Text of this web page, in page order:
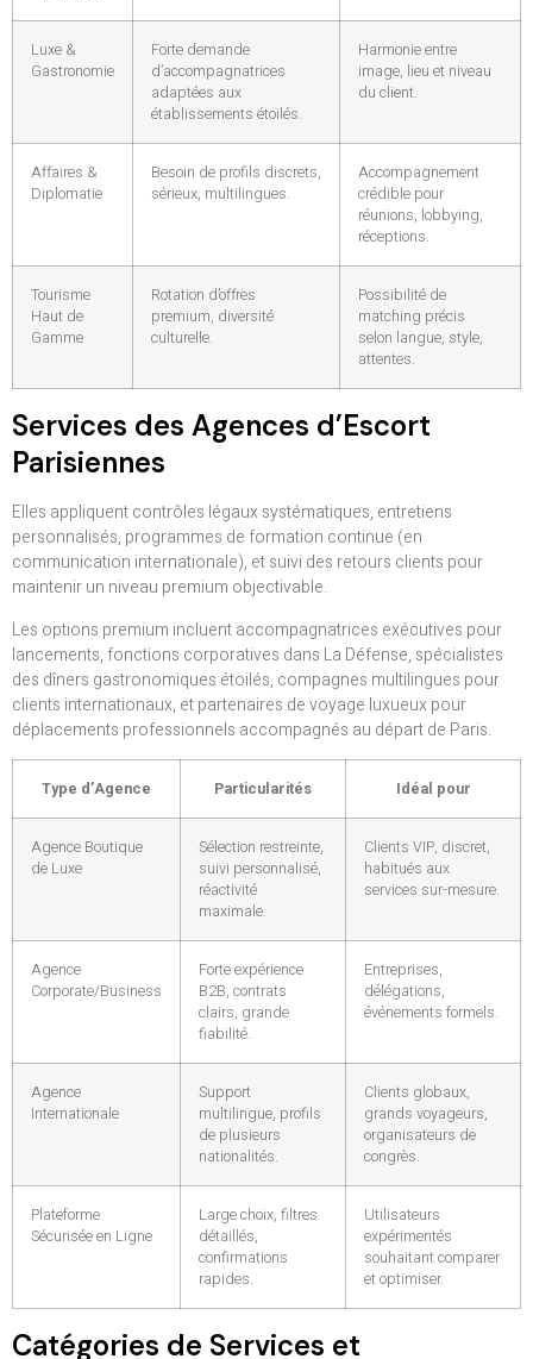
Luxe &
Gastronomie
Forte demande
d’accompagnatrices
adaptées aux
établissements étoilés.
Harmonie entre
image, lieu et niveau
du client.
Affaires &
Diplomatie
Besoin de profils discrets,
sérieux, multilingues.
Accompagnement
crédible pour
réunions, lobbying,
réceptions.
Tourisme
Haut de
Gamme
Rotation d’offres
premium, diversité
culturelle.
Possibilité de
matching précis
selon langue, style,
attentes.
Services des Agences d’Escort
Parisiennes
Elles appliquent contrôles légaux systématiques, entretiens
personnalisés, programmes de formation continue (en
communication internationale), et suivi des retours clients pour
maintenir un niveau premium objectivable.
Les options premium incluent accompagnatrices exécutives pour
lancements, fonctions corporatives dans La Défense, spécialistes
des dîners gastronomiques étoilés, compagnes multilingues pour
clients internationaux, et partenaires de voyage luxueux pour
déplacements professionnels accompagnés au départ de Paris.
Type d’Agence Particularités Idéal pour
Agence Boutique
de Luxe
Sélection restreinte,
suivi personnalisé,
réactivité
maximale.
Clients VIP, discret,
habitués aux
services sur-mesure.
Agence
Corporate/Business
Forte expérience
B2B, contrats
clairs, grande
fiabilité.
Entreprises,
délégations,
événements formels.
Agence
Internationale
Support
multilingue, profils
de plusieurs
nationalités.
Clients globaux,
grands voyageurs,
organisateurs de
congrès.
Plateforme
Sécurisée en Ligne
Large choix, filtres
détaillés,
confirmations
rapides.
Utilisateurs
expérimentés
souhaitant comparer
et optimiser.
Catégories de Services et